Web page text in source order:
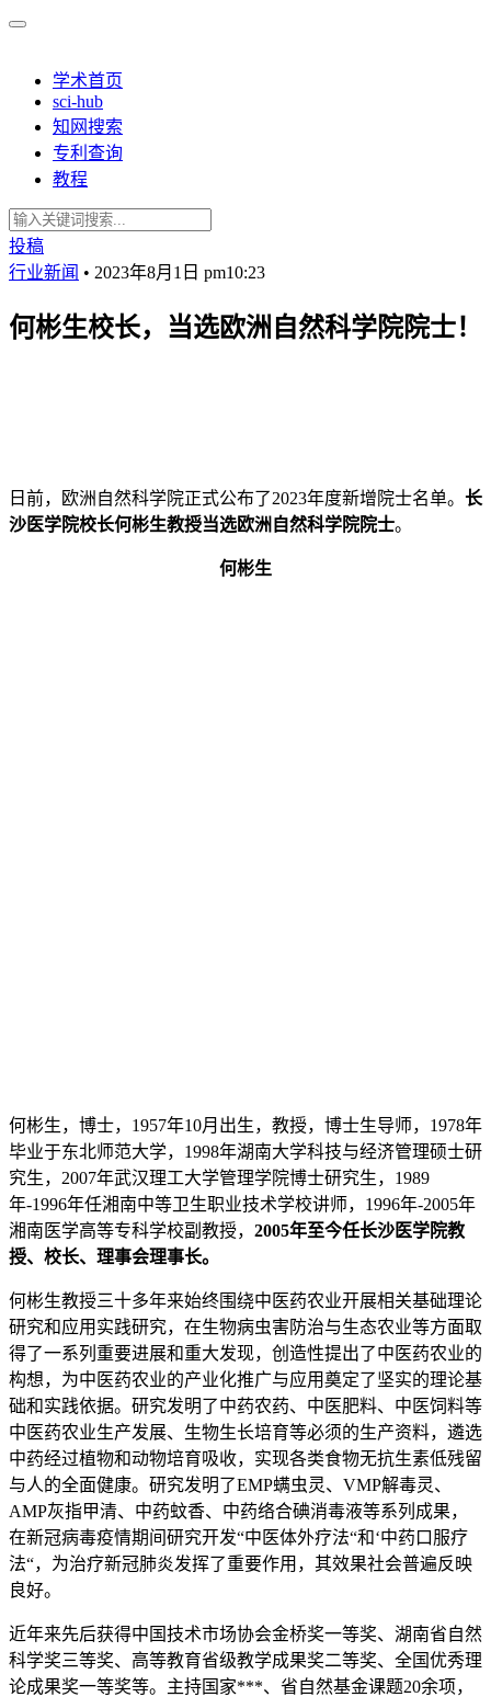
学术首页
sci-hub
知网搜索
专利查询
教程
投稿
行业新闻 • 2023年8月1日 pm10:23
何彬生校长，当选欧洲自然科学院院士！
日前，欧洲自然科学院正式公布了2023年度新增院士名单。 长
沙医学院校长何彬生教授当选欧洲自然科学院院士。
何彬生
何彬生，博士，1957年10月出生，教授，博士生导师，1978年
毕业于东北师范大学，1998年湖南大学科技与经济管理硕士研
究生，2007年武汉理工大学管理学院博士研究生，1989
年-1996年任湘南中等卫生职业技术学校讲师，1996年-2005年
湘南医学高等专科学校副教授， 2005年至今任长沙医学院教
授、校长、理事会理事长。
何彬生教授三十多年来始终围绕中医药农业开展相关基础理论
研究和应用实践研究，在生物病虫害防治与生态农业等方面取
得了一系列重要进展和重大发现，创造性提出了中医药农业的
构想，为中医药农业的产业化推广与应用奠定了坚实的理论基
础和实践依据。研究发明了中药农药、中医肥料、中医饲料等
中医药农业生产发展、生物生长培育等必须的生产资料，遴选
中药经过植物和动物培育吸收，实现各类食物无抗生素低残留
与人的全面健康。研究发明了EMP螨虫灵、VMP解毒灵、
AMP灰指甲清、中药蚊香、中药络合碘消毒液等系列成果，
在新冠病毒疫情期间研究开发“中医体外疗法“和‘中药口服疗
法“，为治疗新冠肺炎发挥了重要作用，其效果社会普遍反映
良好。
近年来先后获得中国技术市场协会金桥奖一等奖、湖南省自然
科学奖三等奖、高等教育省级教学成果奖二等奖、全国优秀理
论成果奖一等奖等。主持国家***、省自然基金课题20余项，